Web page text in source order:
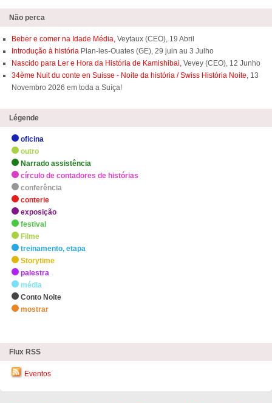
Não perca
Beber e comer na Idade Média, Veytaux (CEO), 19 Abril
Introdução à história Plan-les-Ouates (GE), 29 juin au 3 Julho
Nascido para Ler e Hora da História de Kamishibai, Vevey (CEO), 12 Junho
34ème Nuit du conte en Suisse - Noite da história / Swiss História Noite, 13
Novembro 2026 em toda a Suíça!
Légende
oficina
outro
Narrado assistência
círculo de contadores de histórias
conferência
conterie
exposição
festival
Filme
treinamento, etapa
Storytime
palestra
média
Conto Noite
mostrar
Flux RSS
Eventos